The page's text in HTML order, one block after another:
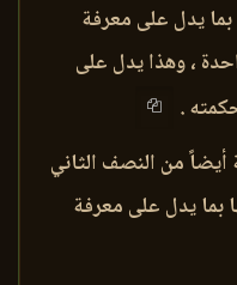
بما يدل على معرفة
، وهذا يدل على
.
أيضاً من النصف الثاني
بما يدل على معرفة